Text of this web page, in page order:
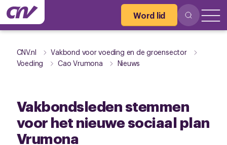
Word lid
CNV.nl
Vakbond voor voeding en de groensector
Voeding
Cao Vrumona Nieuws
Vakbondsleden stemmen
voor het nieuwe sociaal plan
Vrumona